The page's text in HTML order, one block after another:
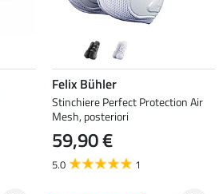
Felix Bühler
Stinchiere Perfect Protection Air
Mesh, posteriori
59,90 €
5.0 1